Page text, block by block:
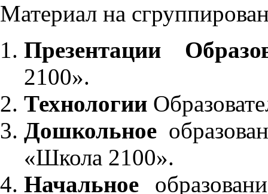
Материал на
Презентации
2100».
Технологии
Дошкольное
«Школа 2100».
Начальное